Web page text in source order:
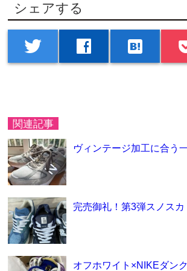
シェアする
twitter facebook hatenabookmark
関連記事
ヴィンテージ加工に合う
完売御礼！第3弾スノスカ
オフホワイト×NIKEダン